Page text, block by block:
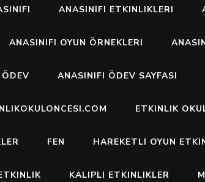
ANASINIFI ETKINLIKLERI
ANASINIFI OYUN ÖRNEKLERI
ANASINIFI ÖDEV SAYFASI
ETKINLIK
FEN HAREKETLI OYUN
KALIPLI ETKINLIKLER